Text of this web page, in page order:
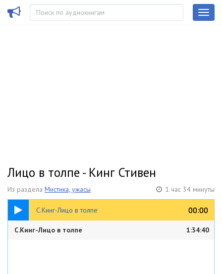
Лицо в толпе - Кинг Стивен
Из раздела Мистика, ужасы 1 час 34 минуты
С.Кинг-Лицо в толпе 00:00
00:00
1:34:40
С.Кинг-Лицо в толпе 1:34:40